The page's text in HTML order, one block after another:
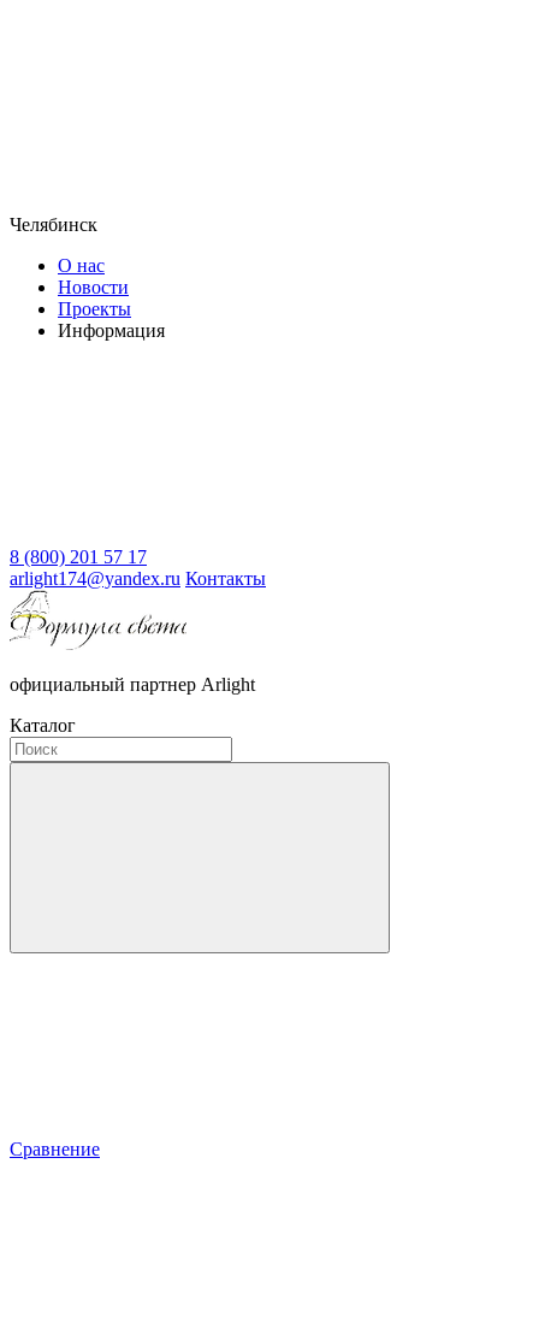
Челябинск
О нас
Новости
Проекты
Информация
8 (800) 201 57 17
arlight174@yandex.ru Контакты
официальный партнер Arlight
Каталог
Сравнение